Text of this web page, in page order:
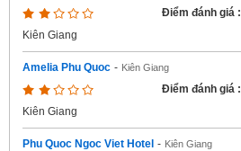
Điểm đánh giá :
Kiên Giang
Amelia Phu Quoc - Kiên Giang
Điểm đánh giá :
Kiên Giang
Phu Quoc Ngoc Viet Hotel - Kiên Giang